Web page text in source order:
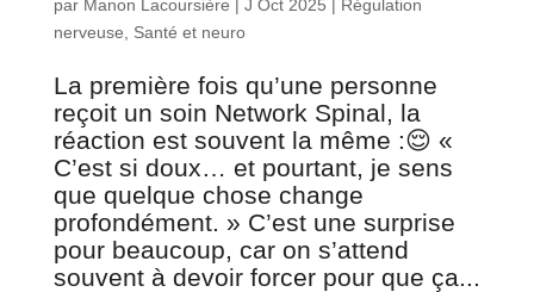
par Manon Lacoursière | J Oct 2025 | Régulation
nerveuse
Santé et neuro
La première fois qu’une personne
reçoit un soin Network Spinal, la
réaction est souvent la même :😌 «
C’est si doux… et pourtant, je sens
que quelque chose change
profondément. » C’est une surprise
pour beaucoup, car on s’attend
souvent à devoir forcer pour que ça...